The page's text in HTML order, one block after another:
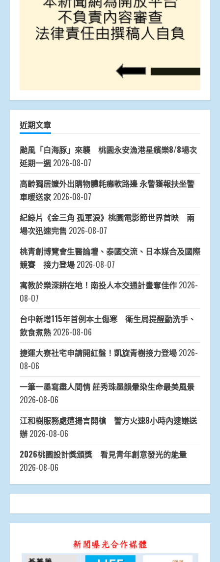
近期文章
颱風「白海豚」來襲 桃園永安漁港星繽樂8/8場次
延期一週 2026-08-07
高齡獨居嬤外出購物體耗癱軟路邊 永警獲報扶坐警
車暖送家 2026-08-07
紀錄片《金三角 孤軍淚》桃園電影節世界首映 兩
場次迅速完售 2026-08-07
桃青創博覽會生醫論壇、泰國交流、日本媒合及國際
競賽 接力登場 2026-08-07
寓教於樂深耕在地！南投人本交通計畫奪佳作 2026-
08-07
台中新增115年首例本土傷寒 衛生局提醒勤洗手、
飲食煮熟 2026-08-06
捷運大寮社宅申請開紅盤！凱旋青樹接力登場 2026-
08-06
一筆一墨寫盡人間情 莊秀珠墨韻暈染生命最美風景
2026-08-06
江和樹服務處遭揚言開槍 警方火速8小時內逮嫌送
辦 2026-08-06
2026桃園設計獎頒獎 看見青年創意發光的能量
2026-08-06